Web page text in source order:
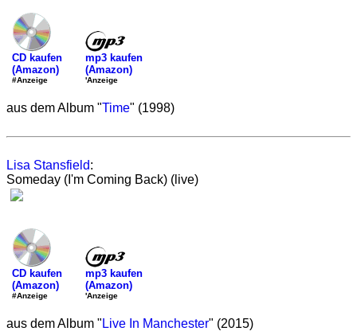
CD kaufen
(Amazon)
#Anzeige
mp3 kaufen
(Amazon)
'Anzeige
aus dem Album "Time" (1998)
Lisa Stansfield:
Someday (I'm Coming Back) (live)
CD kaufen
(Amazon)
#Anzeige
mp3 kaufen
(Amazon)
'Anzeige
aus dem Album " Live In Manchester" (2015)